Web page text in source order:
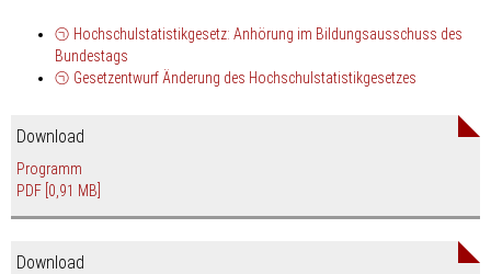
Hochschulstatistikgesetz: Anhörung im Bildungsausschuss des
Bundestags
Gesetzentwurf Änderung des Hochschulstatistikgesetzes
Download
Programm
PDF [0,91 MB]
Download